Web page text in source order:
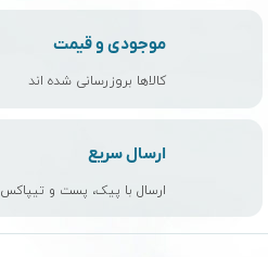
موجودی و قیمت
کالاها بروزرسانی شده اند
ارسال سریع
ارسال با پیک، پست و تیپاکس